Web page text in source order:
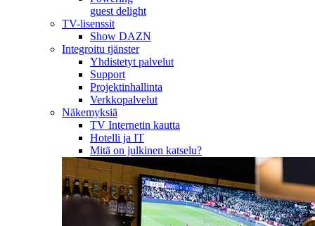
guest delight
TV-lisenssit
Show DAZN
Integroitu tjänster
Yhdistetyt palvelut
Support
Projektinhallinta
Verkkopalvelut
Näkemyksiä
TV Internetin kautta
Hotelli ja IT
Mitä on julkinen katselu?